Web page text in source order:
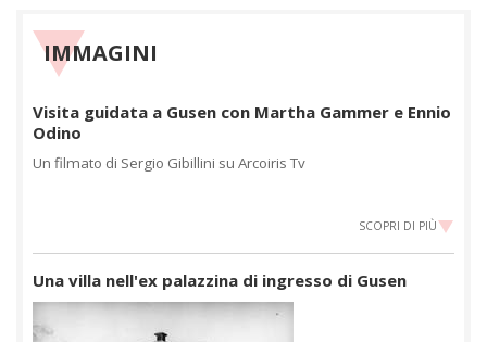
IMMAGINI
Visita guidata a Gusen con Martha Gammer e Ennio
Odino
Un filmato di Sergio Gibillini su Arcoiris Tv
SCOPRI DI PIÙ
Una villa nell'ex palazzina di ingresso di Gusen